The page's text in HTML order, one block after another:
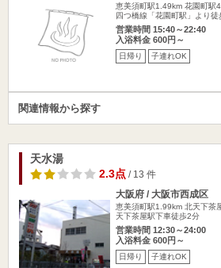
恵美須町駅1.49km 花園町駅
四つ橋線「花園町駅」より徒
営業時間 15:40～22:40
入浴料金 600円～
日帰り 子連れOK
関連情報から探す
天水湯
2.3点/ 13 件
大阪府 / 大阪市西成区
恵美須町駅1.99km 北天下茶
天下茶屋駅下車徒歩2分
営業時間 12:30～24:00
入浴料金 600円～
日帰り 子連れOK